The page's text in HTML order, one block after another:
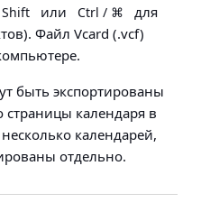
Shift или Ctrl / ⌘
для
Файл Vcard (.vcf)
быть экспортированы
страницы календаря в
несколько календарей,
отдельно.